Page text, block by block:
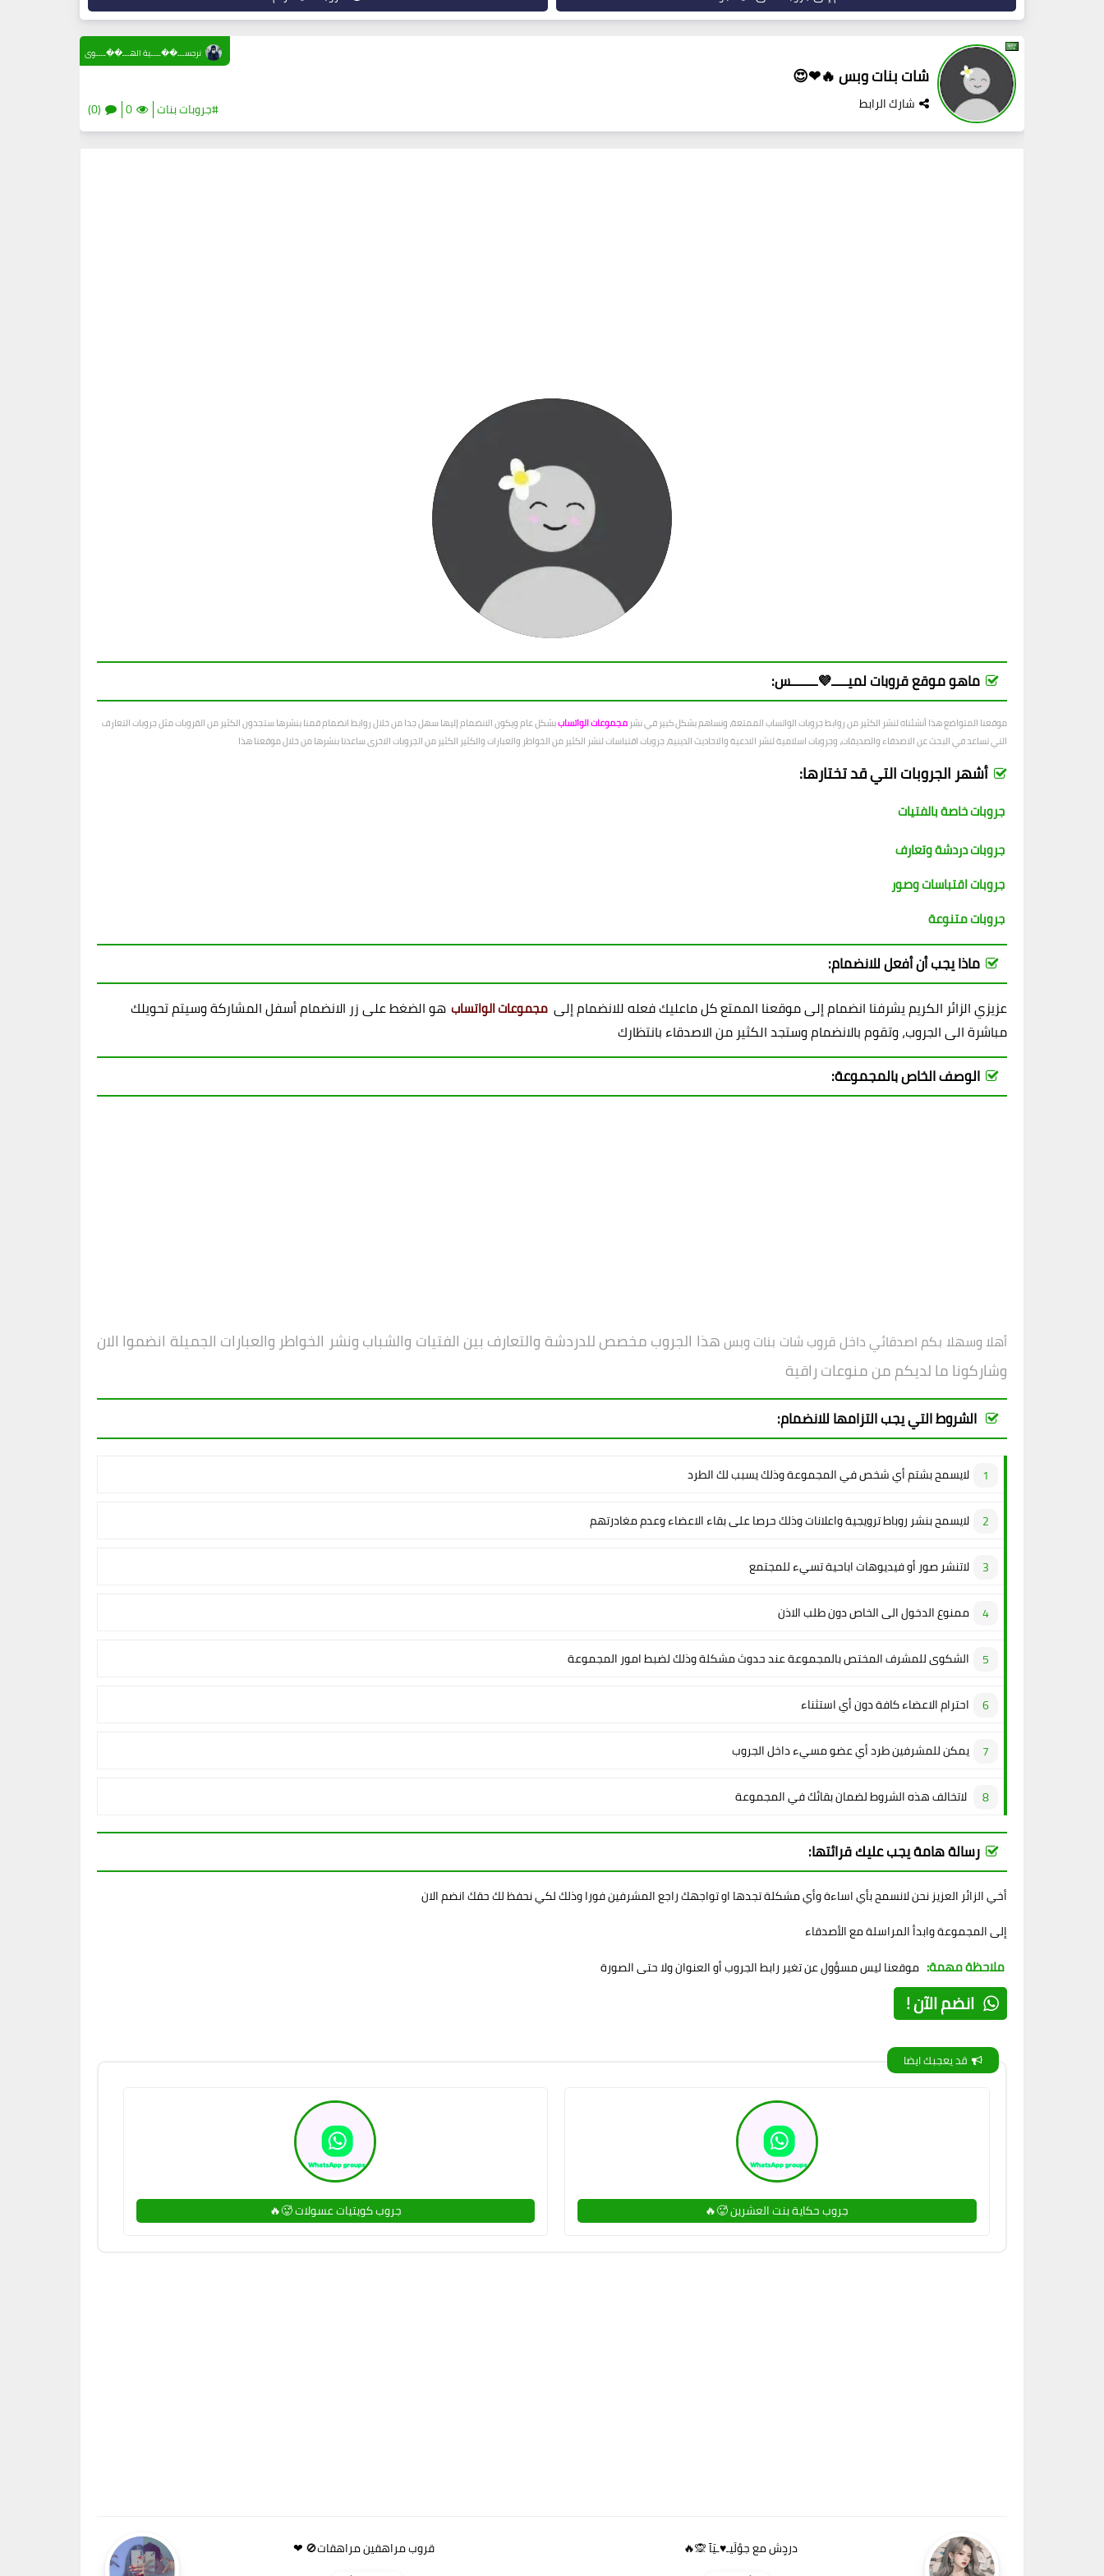
شات بنات وبس 🔥❤😍
شارك الرابط #جروبات بنات 0
(0)
نرجســـ��ــــية الهـــ��ــــوى
ماهو موقع قروبات لميـــــ💜ــــــــس:
موقعنا المتواضع هذا أنشئناه لنشر الكثير من روابط جروبات الواتساب الممتعة، ونساهم بشكل كبير في نشر مجموعات الواتساببشكل عام ويكون الانضمام إليها سهل جدا من خلال روابط انضمام قمنا بنشرها ستجدون الكثير من القروبات مثل جروبات التعارف
التي تساعد في البحث عن الاصدقاء والصديقات، وجروبات اسلامية لنشر الادعية والاحاديث الدينية، جروبات اقتباسات لنشر الكثير من الخواطر والعبارات والكثير الكثير من الجروبات الاخرى ساعدنا بنشرها من خلال موقعنا هذا
أشهر الجروبات التي قد تختارها:
جروبات خاصة بالفتيات
جروبات دردشة وتعارف
جروبات اقتباسات وصور
جروبات متنوعة
ماذا يجب أن أفعل للانضمام:
عزيزي الزائر الكريم يشرفنا انضمام إلى موقعنا الممتع كل ماعليك فعله للانضمام إلى مجموعات الواتساب هو الضغط على زر الانضمام أسفل المشاركة وسيتم تحويلك
مباشرة الى الجروب، وتقوم بالانضمام وستجد الكثير من الاصدقاء بانتظارك
الوصف الخاص بالمجموعة:
أهلا وسهلا بكم اصدقائي داخلقروب شات بنات وبسهذا الجروب مخصص للدردشة والتعارف بين الفتيات والشباب ونشر الخواطر والعبارات الجميلة انضموا الان
وشاركونا ما لديكم من منوعات راقية
الشروط التي يجب التزامها للانضمام:
لايسمح بشتم أي شخص في المجموعة وذلك يسبب لك الطرد
لايسمح بنشر روباط ترويجية واعلانات وذلك حرصا على بقاء الاعضاء وعدم مغادرتهم
لاتنشر صور أو فيديوهات اباحية تسيء للمجتمع
ممنوع الدخول الى الخاص دون طلب الاذن
الشكوى للمشرف المختص بالمجموعة عند حدوث مشكلة وذلك لضبط امور المجموعة
احترام الاعضاء كافة دون أي استثناء
يمكن للمشرفين طرد أي عضو مسيء داخل الجروب
لاتخالف هذه الشروط لضمان بقائك في المجموعة
رسالة هامة يجب عليك قرائتها:
أخي الزائر العزيز نحن لانسمح بأي اساءة وأي مشكلة تجدها او تواجهك راجع المشرفين فورا وذلك لكي نحفظ لك حقك انضم الان
إلى المجموعة وابدأ المراسلة مع الأصدقاء
ملاحظة مهمة: موقعنا ليس مسؤول عن تغير رابط الجروب أو العنوان ولا حتى الصورة
انضم الآن !
قد يعجبك ايضا
جروب حكاية بنت العشرين 🥵🔥 جروب كويتيات عسولات 🥵🔥
دردٍش مع جوُلَيـ♥ـيَآ 🙊🔥
قروب مراهقين مراهقات🚫 ❤